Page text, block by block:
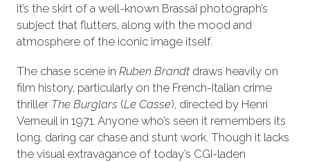
it’s the skirt of a well-known Brassaï photograph’s
subject that flutters, along with the mood and
atmosphere of the iconic image itself.
The chase scene in Ruben Brandtdraws heavily on
film history, particularly on the French-Italian crime
thriller The Burglars(Le Casse), directed by Henri
Verneuil in 1971. Anyone who’s seen it remembers its
long, daring car chase and stunt work. Though it lacks
the visual extravagance of today’s CGI-laden